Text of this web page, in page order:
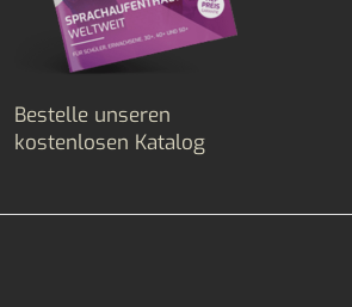
Bestelle unseren
kostenlosen Katalog